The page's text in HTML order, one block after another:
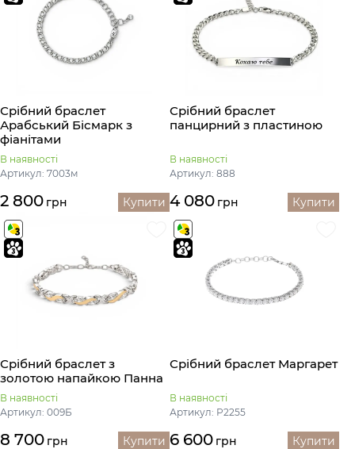
Срібний браслет
Арабський Бісмарк з
фіанітами
В наявності
Артикул: 7003м
2 800 грн Купити
Срібний браслет
панцирний з пластиною
В наявності
Артикул: 888
4 080 грн Купити
Срібний браслет з
золотою напайкою Панна
В наявності
Артикул: 009Б
8 700 грн Купити
Срібний браслет Маргарет
В наявності
Артикул: Р2255
6 600 грн Купити